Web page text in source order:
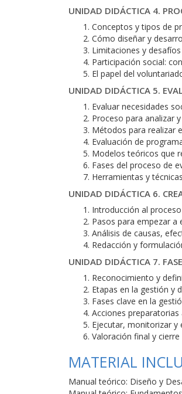
UNIDAD DIDÁCTICA 4.
Conceptos y tipos de
Cómo diseñar y
Limitaciones y
Participación social:
El papel del
UNIDAD DIDÁCTICA 5.
Evaluar necesidades
Proceso para analizar
Métodos para realizar
Evaluación de
Modelos teóricos que
Fases del proceso de
Herramientas y
UNIDAD DIDÁCTICA 6.
Introducción al
Pasos para empezar a
Análisis de causas,
Redacción y
UNIDAD DIDÁCTICA 7.
Reconocimiento y
Etapas en la gestión y
Fases clave en la
Acciones
Ejecutar, monitorizar y
Valoración final y
MATERIAL
Manual teórico: Diseño y